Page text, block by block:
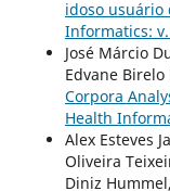
idoso
Informatics:
José Márcio
Edvane
Corpora
Health
Alex Esteves
Oliveira
Diniz